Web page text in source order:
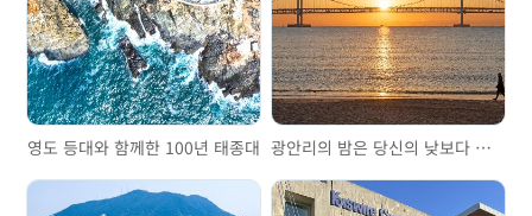
영도 등대와 함께한 100년 태종대 광안리의 밤은 당신의 낮보다 아름답다